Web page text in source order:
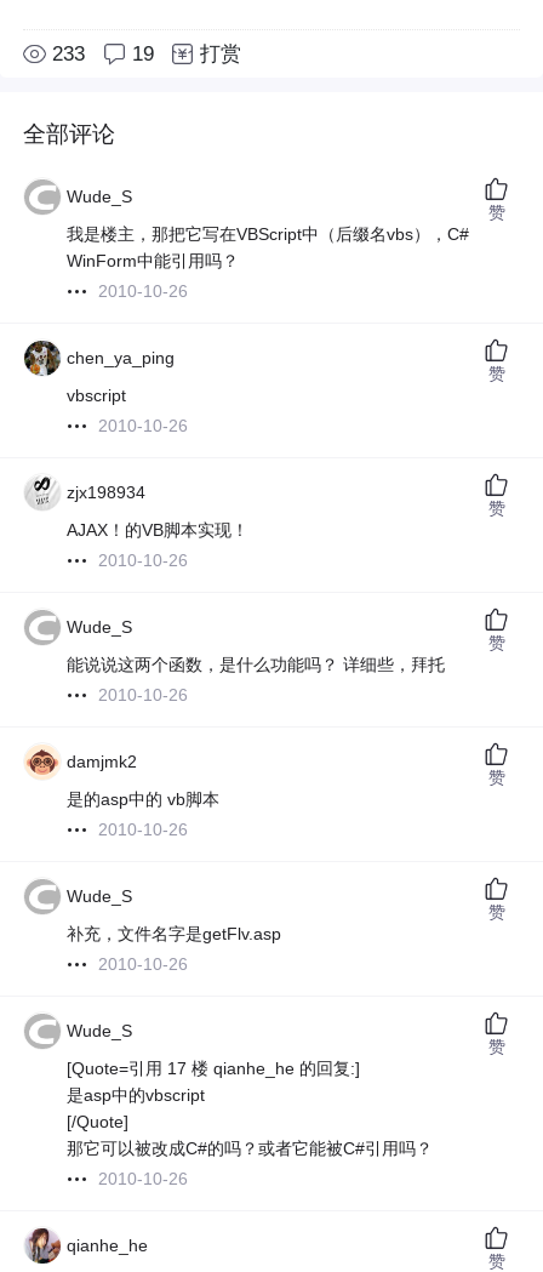
233 19 打赏
全部评论
Wude_S
我是楼主，那把它写在VBScript中（后缀名vbs），C#
WinForm中能引用吗？
2010-10-26
赞
chen_ya_ping
vbscript
2010-10-26
赞
zjx198934
AJAX！的VB脚本实现！
2010-10-26
赞
Wude_S
能说说这两个函数，是什么功能吗？ 详细些，拜托
2010-10-26
赞
damjmk2
是的asp中的 vb脚本
2010-10-26
赞
Wude_S
补充，文件名字是getFlv.asp
2010-10-26
赞
Wude_S
[Quote=引用 17 楼 qianhe_he 的回复:]
是asp中的vbscript
[/Quote]
那它可以被改成C#的吗？或者它能被C#引用吗？
2010-10-26
赞
qianhe_he
赞